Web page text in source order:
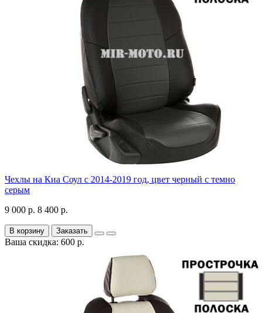
Чехлы на Киа Соул с 2014-2019 год, цвет черный с темно
серым
9 000 р. 8 400 р.
В корзину Заказать
Ваша скидка: 600 р.